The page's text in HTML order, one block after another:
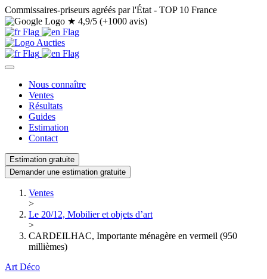
Commissaires-priseurs agréés par l'État - TOP 10 France
★ 4,9/5 (+1000 avis)
Nous connaître
Ventes
Résultats
Guides
Estimation
Contact
Estimation gratuite
Demander une estimation gratuite
Ventes
>
Le 20/12, Mobilier et objets d’art
>
CARDEILHAC, Importante ménagère en vermeil (950
millièmes)
Art Déco